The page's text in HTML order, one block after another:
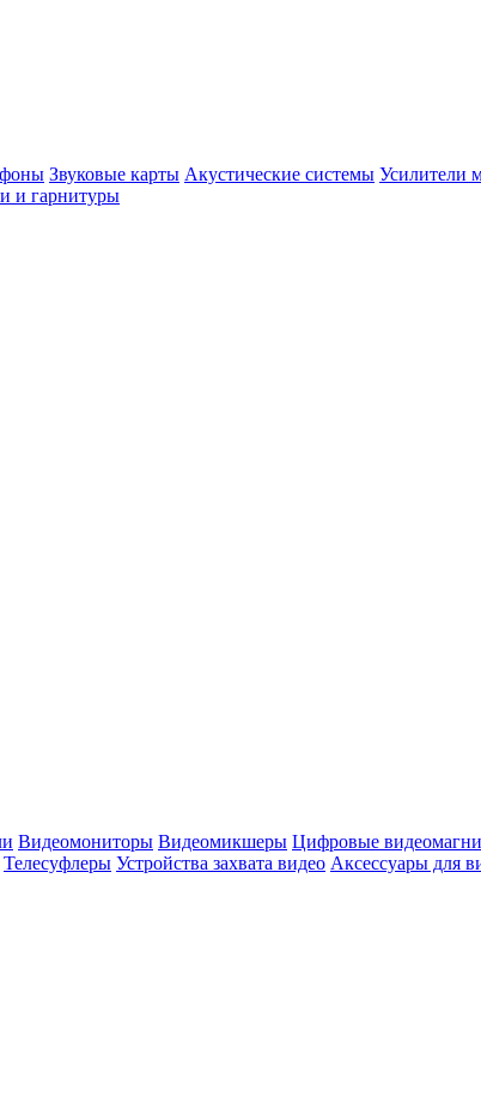
Звуковые карты Акустические системы Усилители
и гарнитуры
Видеомониторы Видеомикшеры Цифровые
Телесуфлеры Устройства захвата видео Аксессуары для